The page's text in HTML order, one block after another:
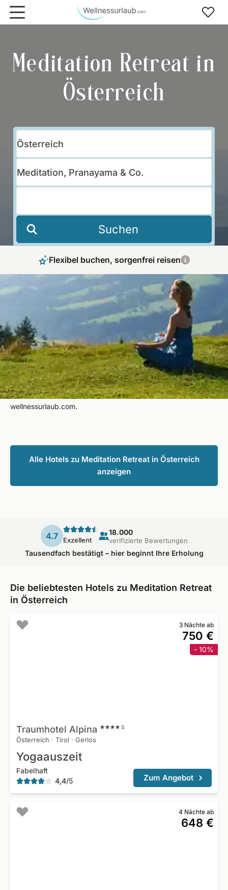
Zum Hauptinhalt springen
Meditation Retreat in
Österreich
Suchen
Flexibel buchen, sorgenfrei reisen
Meditation Retreat in Österreich – Achtsamkeit
in alpiner Stille erleben
Finden Sie Ruhe, Klarheit und neue Energie in ausgewählten
Rückzugsorten. Ein Meditationsurlaub in Österreich verbindet
alpine Natur, Achtsamkeit und Erholung. Entdecken Sie
passende Programme für Anfänger und Fortgeschrittene – mit
geprüfter Qualität und persönlicher Beratung bei
wellnessurlaub.com.
Alle Hotels zu Meditation Retreat in Österreich
anzeigen
4.7 Exzellent
18.000
verifizierte Bewertungen
Tausendfach bestätigt – hier beginnt Ihre Erholung
Die beliebtesten Hotels zu Meditation Retreat
in Österreich
3 Nächte ab
750 €
- 10%
Traumhotel Alpina S
Österreich · Tirol · Gerlos
Yogaauszeit
Fabelhaft
4,4/5 Zum Angebot
4 Nächte ab
648 €